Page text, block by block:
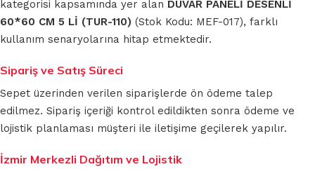
kategorisi kapsamında yer alan DUVAR PANELİ DESENLİ
60*60 CM 5 Lİ (TUR-110) (Stok Kodu: MEF-017), farklı
kullanım senaryolarına hitap etmektedir.
Sipariş ve Satış Süreci
Sepet üzerinden verilen siparişlerde ön ödeme talep
edilmez. Sipariş içeriği kontrol edildikten sonra ödeme ve
lojistik planlaması müşteri ile iletişime geçilerek yapılır.
İzmir Merkezli Dağıtım ve Lojistik